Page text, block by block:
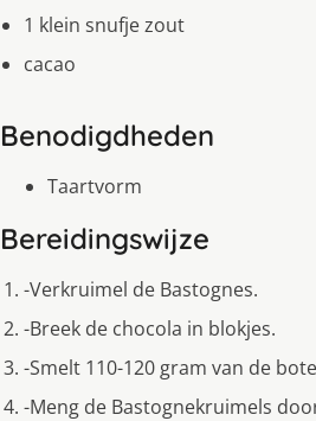
1 klein snufje zout
cacao
Benodigdheden
Taartvorm
Bereidingswijze
-Verkruimel de Bastognes.
-Breek de chocola in blokjes.
-Smelt 110-120 gram van de
-Meng de Bastognekruimels